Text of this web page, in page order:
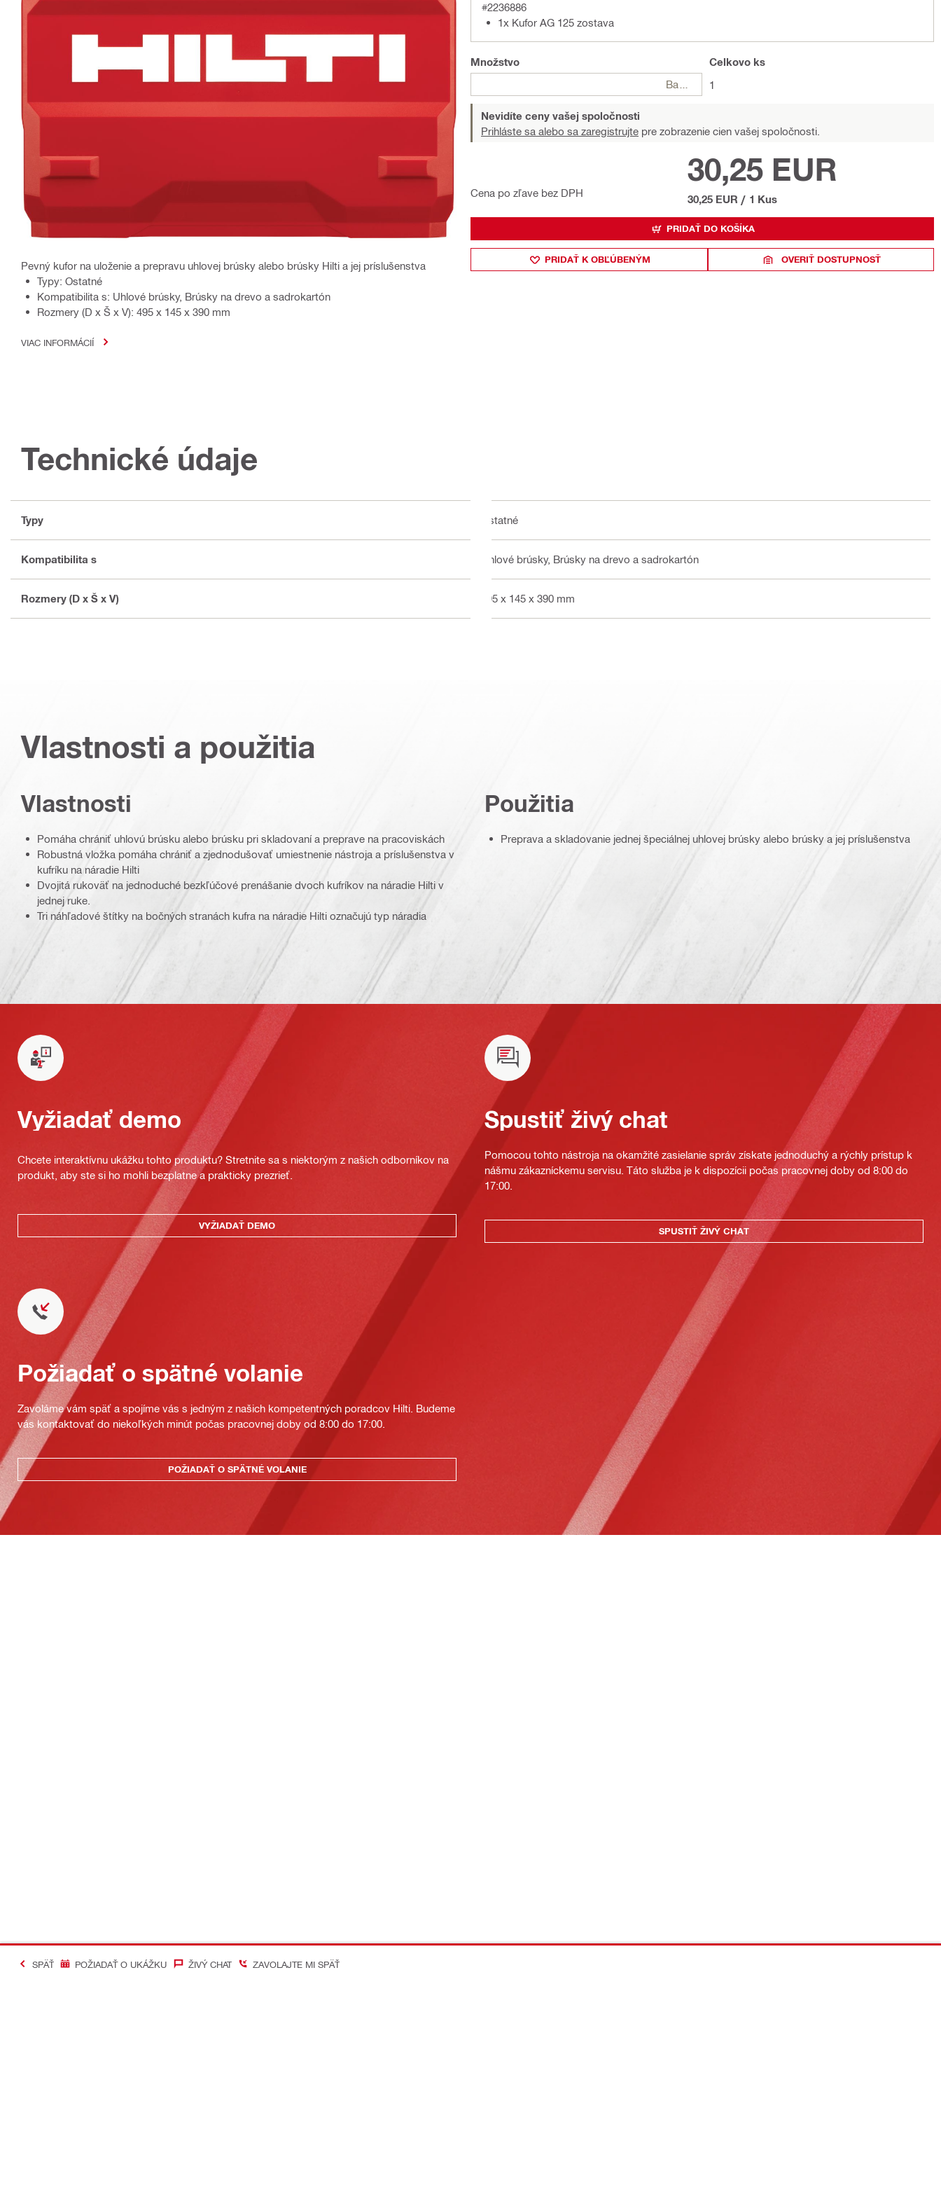
Pevný kufor na uloženie a prepravu uhlovej brúsky alebo brúsky Hilti a jej príslušenstva
Typy: Ostatné
Kompatibilita s: Uhlové brúsky, Brúsky na drevo a sadrokartón
Rozmery (D x Š x V): 495 x 145 x 390 mm
VIAC INFORMÁCIÍ
#2236886
1x Kufor AG 125 zostava
Množstvo
Celkovo ks
1
Nevidíte ceny vašej spoločnosti
Prihláste sa alebo sa zaregistrujte pre zobrazenie cien vašej spoločnosti.
Cena po zľave bez DPH
30,25 EUR
30,25 EUR / 1 Kus
PRIDAŤ DO KOŠÍKA
PRIDAŤ K OBĽÚBENÝM OVERIŤ DOSTUPNOSŤ
Technické údaje
Typy Ostatné
Kompatibilita s Uhlové brúsky, Brúsky na drevo a sadrokartón
Rozmery (D x Š x V) 495 x 145 x 390 mm
Vlastnosti a použitia
Vlastnosti
Pomáha chrániť uhlovú brúsku alebo brúsku pri skladovaní a preprave na pracoviskách
Robustná vložka pomáha chrániť a zjednodušovať umiestnenie nástroja a príslušenstva v
kufríku na náradie Hilti
Dvojitá rukoväť na jednoduché bezkľúčové prenášanie dvoch kufríkov na náradie Hilti v
jednej ruke.
Tri náhľadové štítky na bočných stranách kufra na náradie Hilti označujú typ náradia
Použitia
Preprava a skladovanie jednej špeciálnej uhlovej brúsky alebo brúsky a jej príslušenstva
Vyžiadať demo
Chcete interaktívnu ukážku tohto produktu? Stretnite sa s niektorým z našich odborníkov na
produkt, aby ste si ho mohli bezplatne a prakticky prezrieť.
VYŽIADAŤ DEMO
Spustiť živý chat
Pomocou tohto nástroja na okamžité zasielanie správ získate jednoduchý a rýchly prístup k
nášmu zákazníckemu servisu. Táto služba je k dispozícii počas pracovnej doby od 8:00 do
17:00.
SPUSTIŤ ŽIVÝ CHAT
Požiadať o spätné volanie
Zavoláme vám späť a spojíme vás s jedným z našich kompetentných poradcov Hilti. Budeme
vás kontaktovať do niekoľkých minút počas pracovnej doby od 8:00 do 17:00.
POŽIADAŤ O SPÄTNÉ VOLANIE
SPÄŤ POŽIADAŤ O UKÁŽKU ŽIVÝ CHAT ZAVOLAJTE MI SPÄŤ